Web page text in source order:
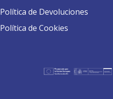
Política de Devoluciones
Política de Cookies